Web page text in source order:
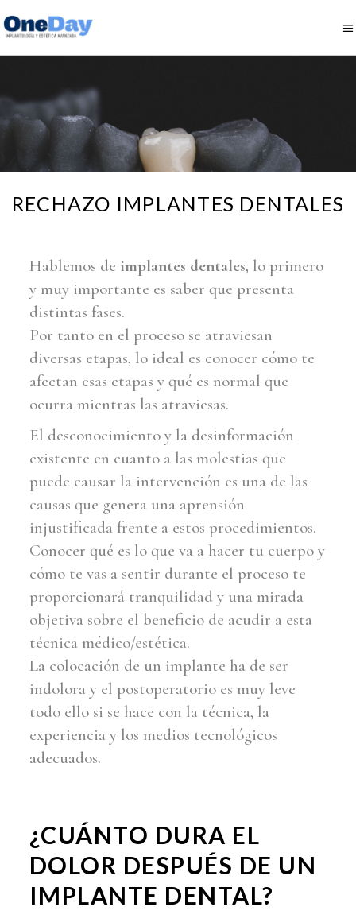
RECHAZO IMPLANTES DENTALES
Hablemos de implantes dentales, lo primero
y muy importante es saber que presenta
distintas fases.
Por tanto en el proceso se atraviesan
diversas etapas, lo ideal es conocer cómo te
afectan esas etapas y qué es normal que
ocurra mientras las atraviesas.
El desconocimiento y la desinformación
existente en cuanto a las molestias que
puede causar la intervención es una de las
causas que genera una aprensión
injustificada frente a estos procedimientos.
Conocer qué es lo que va a hacer tu cuerpo y
cómo te vas a sentir durante el proceso te
proporcionará tranquilidad y una mirada
objetiva sobre el beneficio de acudir a esta
técnica médico/estética.
La colocación de un implante ha de ser
indolora y el postoperatorio es muy leve
todo ello si se hace con la técnica, la
experiencia y los medios tecnológicos
adecuados.
¿CUÁNTO DURA EL
DOLOR DESPUÉS DE UN
IMPLANTE DENTAL?